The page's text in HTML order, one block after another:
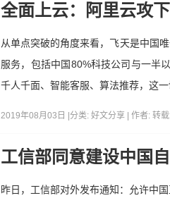
全面上云：阿里云攻
从单点突破的角度来看，飞天是中国
服务，包括中国80%科技公司与一半
千人千面、智能客服、算法推荐，这
2019年08月03日 | 分类: 好文分享 | 作者: 转
工信部同意建设中国
昨日，工信部对外发布通知：允许中